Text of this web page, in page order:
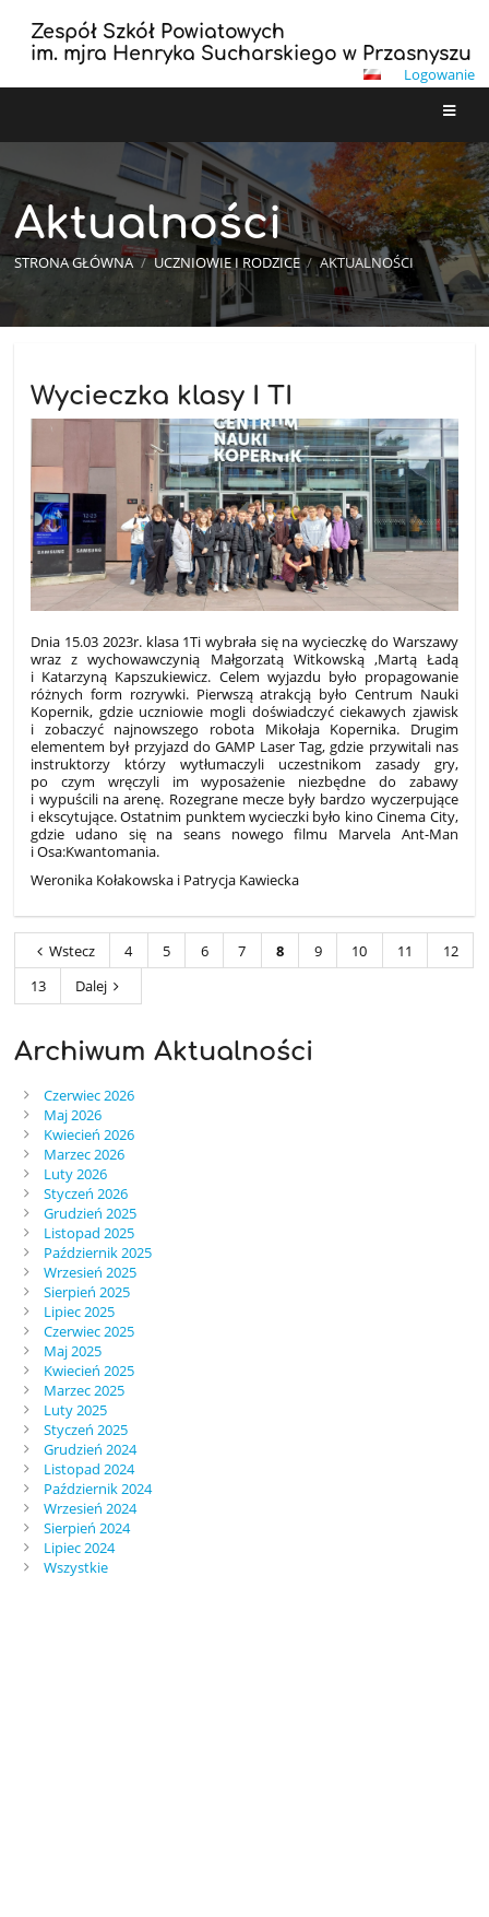
Zespół Szkół Powiatowych
im. mjra Henryka Sucharskiego w Przasnyszu
Logowanie
Aktualności
STRONA GŁÓWNA / UCZNIOWIE I RODZICE / AKTUALNOŚCI
Wycieczka klasy I TI
Dnia 15.03 2023r. klasa 1Ti wybrała się na wycieczkę do Warszawy
wraz z wychowawczynią Małgorzatą Witkowską ,Martą Ładą
i Katarzyną Kapszukiewicz. Celem wyjazdu było propagowanie
różnych form rozrywki. Pierwszą atrakcją było Centrum Nauki
Kopernik, gdzie uczniowie mogli doświadczyć ciekawych zjawisk
i zobaczyć najnowszego robota Mikołaja Kopernika. Drugim
elementem był przyjazd do GAMP Laser Tag, gdzie przywitali nas
instruktorzy którzy wytłumaczyli uczestnikom zasady gry,
po czym wręczyli im wyposażenie niezbędne do zabawy
i wypuścili na arenę. Rozegrane mecze były bardzo wyczerpujące
i ekscytujące. Ostatnim punktem wycieczki było kino Cinema City,
gdzie udano się na seans nowego filmu Marvela Ant-Man
i Osa:Kwantomania.
Weronika Kołakowska i Patrycja Kawiecka
Wstecz 4 5 6 7 8 9 10 11
12
13
Dalej
Archiwum Aktualności
Czerwiec 2026
Maj 2026
Kwiecień 2026
Marzec 2026
Luty 2026
Styczeń 2026
Grudzień 2025
Listopad 2025
Październik 2025
Wrzesień 2025
Sierpień 2025
Lipiec 2025
Czerwiec 2025
Maj 2025
Kwiecień 2025
Marzec 2025
Luty 2025
Styczeń 2025
Grudzień 2024
Listopad 2024
Październik 2024
Wrzesień 2024
Sierpień 2024
Lipiec 2024
Wszystkie